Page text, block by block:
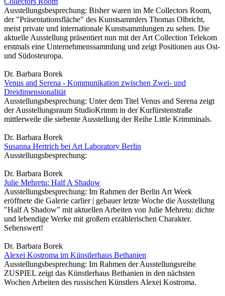
Ausstellungsbesprechung: Bisher waren im Me Collectors Room,
der "Präsentationsfläche" des Kunstsammlers Thomas Olbricht,
meist private und internationale Kunstsammlungen zu sehen. Die
aktuelle Ausstellung präsentiert nun mit der Art Collection Telekom
erstmals eine Unternehmenssammlung und zeigt Positionen aus Ost-
und Südosteuropa.
Dr. Barbara Borek
Venus and Serena - Kommunikation zwischen Zwei- und
Dreidimensionalität
Ausstellungsbesprechung: Unter dem Titel Venus and Serena zeigt
der Ausstellungsraum StudioKrimm in der Kurfürstenstraße
mittlerweile die siebente Ausstellung der Reihe Little Krimminals.
Dr. Barbara Borek
Susanna Hertrich bei Art Laboratory Berlin
Ausstellungsbesprechung:
Dr. Barbara Borek
Julie Mehretu: Half A Shadow
Ausstellungsbesprechung: Im Rahmen der Berlin Art Week
eröffnete die Galerie carlier | gebauer letzte Woche die Ausstellung
"Half A Shadow" mit aktuellen Arbeiten von Julie Mehretu: dichte
und lebendige Werke mit großem erzählerischen Charakter.
Sehenswert!
Dr. Barbara Borek
Alexei Kostroma im Künstlerhaus Bethanien
Ausstellungsbesprechung: Im Rahmen der Ausstellungsreihe
ZUSPIEL zeigt das Künstlerhaus Bethanien in den nächsten
Wochen Arbeiten des russischen Künstlers Alexei Kostroma.